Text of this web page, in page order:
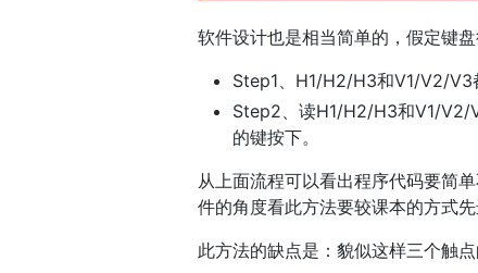
软件设计也是相当简单的，假定键
Step1、H1/H2/H3和V1/V2/V3
Step2、读H1/H2/H3和V1/V2/
的键按下。
从上面流程可以看出程序代码要简
件的角度看此方法要较课本的方式先
此方法的缺点是：貌似这样三个触点